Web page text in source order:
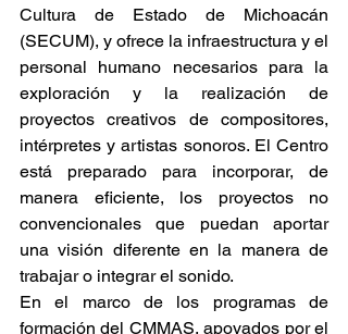
Cultura de Estado de Michoacán
(SECUM), y ofrece la infraestructura y el
personal humano necesarios para la
exploración y la realización de
proyectos creativos de compositores,
intérpretes y artistas sonoros. El Centro
está preparado para incorporar, de
manera eficiente, los proyectos no
convencionales que puedan aportar
una visión diferente en la manera de
trabajar o integrar el sonido.
En el marco de los programas de
formación del CMMAS, apoyados por el